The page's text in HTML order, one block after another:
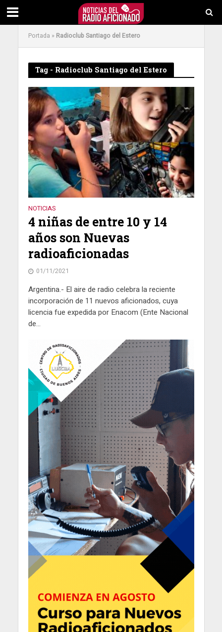
Portada » Radioclub Santiago del Estero
Tag - Radioclub Santiago del Estero
NOTICIAS
4 niñas de entre 10 y 14
años son Nuevas
radioaficionadas
01/11/2021
Argentina.- El aire de radio celebra la reciente
incorporación de 11 nuevos aficionados, cuya
licencia fue expedida por Enacom (Ente Nacional
de...